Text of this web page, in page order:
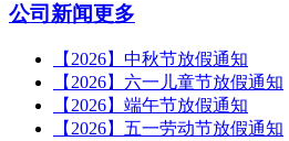
公司新闻更多
【2026】中秋节放假通知
【2026】六一儿童节放假通知
【2026】端午节放假通知
【2026】五一劳动节放假通知